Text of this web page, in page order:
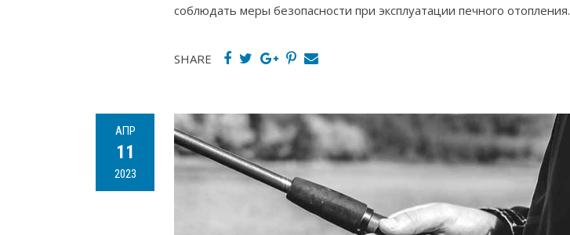
соблюдать меры безопасности при эксплуатации печного отопления.
SHARE
АПР
11
2023